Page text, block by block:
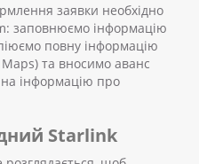
заявки необхідно
заповнюємо інформацію
повну інформацію
та вносимо аванс
інформацію про
Starlink